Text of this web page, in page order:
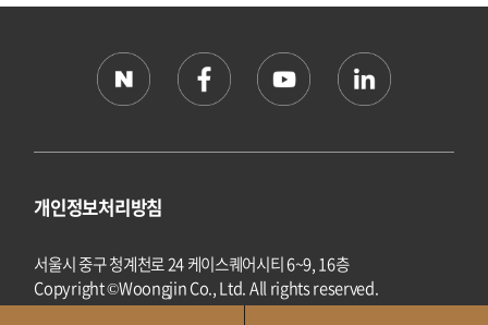
개인정보처리방침
서울시 중구 청계천로 24 케이스퀘어시티 6~9, 16층
Copyright ©Woongjin Co., Ltd. All rights reserved.